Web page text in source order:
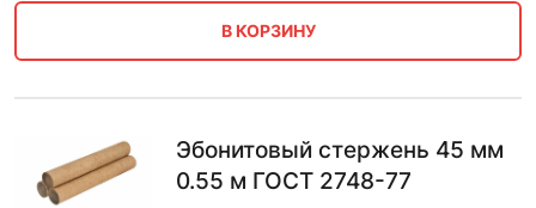
В КОРЗИНУ
Эбонитовый стержень 45 мм
0.55 м ГОСТ 2748-77